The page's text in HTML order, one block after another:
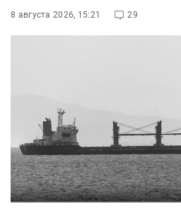
8 августа 2026, 15:21 29